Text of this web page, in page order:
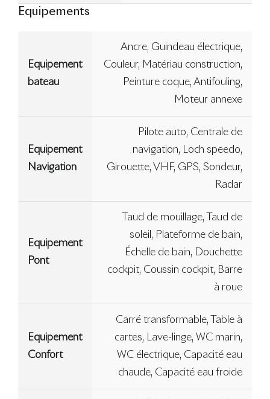
Equipements
Equipement
bateau
Ancre, Guindeau électrique,
Couleur, Matériau construction,
Peinture coque, Antifouling,
Moteur annexe
Equipement
Navigation
Pilote auto, Centrale de
navigation, Loch speedo,
Girouette, VHF, GPS, Sondeur,
Radar
Equipement
Pont
Taud de mouillage, Taud de
soleil, Plateforme de bain,
Échelle de bain, Douchette
cockpit, Coussin cockpit, Barre
à roue
Equipement
Confort
Carré transformable, Table à
cartes, Lave-linge, WC marin,
WC électrique, Capacité eau
chaude, Capacité eau froide